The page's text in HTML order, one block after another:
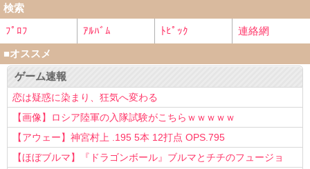
検索
ﾌﾟﾛﾌ
ｱﾙﾊﾞﾑ ﾄﾋﾟｯｸ
連絡網
■オススメ
ゲーム速報
恋は疑惑に染まり、狂気へ変わる
【画像】ロシア陸軍の入隊試験がこちらｗｗｗｗｗ
【アウェー】神宮村上 .195 5本 12打点 OPS.795
【ほぼブルマ】『ドラゴンボール』ブルマとチチのフュージョ